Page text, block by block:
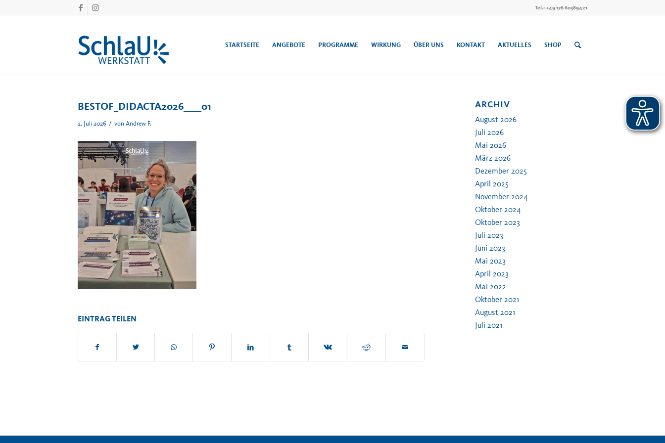
Tel.: +49 176 60389421
STARTSEITE ANGEBOTE PROGRAMME WIRKUNG ÜBER UNS KONTAKT AKTUELLES SHOP
BESTOF_DIDACTA2026____01
2. Juli 2026 / von Andrew F.
EINTRAG TEILEN
ARCHIV
August 2026
Juli 2026
Mai 2026
März 2026
Dezember 2025
April 2025
November 2024
Oktober 2024
Oktober 2023
Juli 2023
Juni 2023
Mai 2023
April 2023
Mai 2022
Oktober 2021
August 2021
Juli 2021